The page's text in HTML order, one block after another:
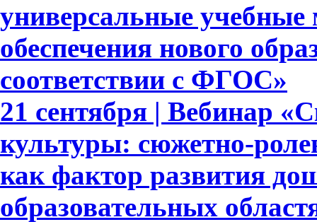
универсальные учебные
обеспечения нового
соответствии с ФГОС»
21 сентября | Вебинар
культуры: сюжетно-
как фактор развития
образовательных